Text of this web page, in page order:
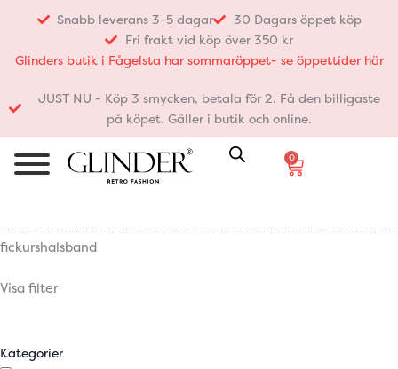
innehåll
Snabb leverans 3-5 dagar
30 Dagars öppet köp
Fri frakt vid köp över 350 kr
Glinders butik i Fågelsta har sommaröppet- se öppettider här
JUST NU - Köp 3 smycken, betala för 2. Få den billigaste
på köpet. Gäller i butik och online.
0
Varukorg
fickurshalsband
Visa filter
Kategorier